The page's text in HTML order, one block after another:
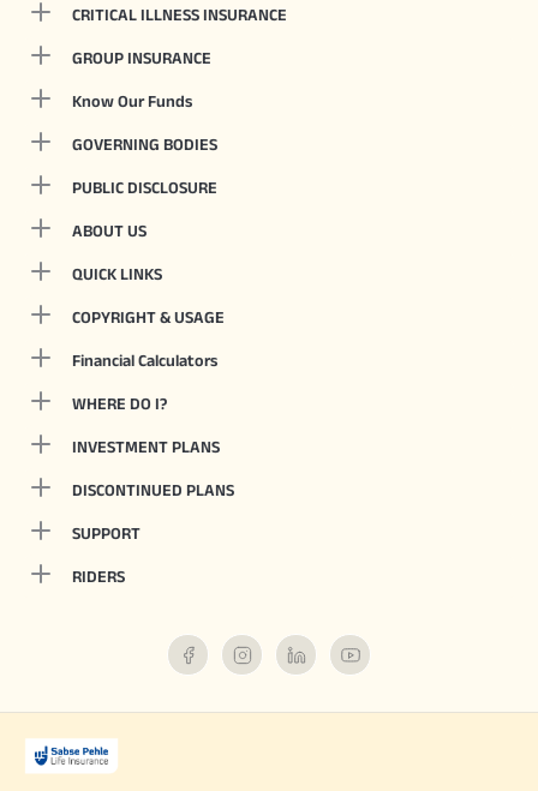
CRITICAL ILLNESS INSURANCE
GROUP INSURANCE
Know Our Funds
GOVERNING BODIES
PUBLIC DISCLOSURE
ABOUT US
QUICK LINKS
COPYRIGHT & USAGE
Financial Calculators
WHERE DO I?
INVESTMENT PLANS
DISCONTINUED PLANS
SUPPORT
RIDERS